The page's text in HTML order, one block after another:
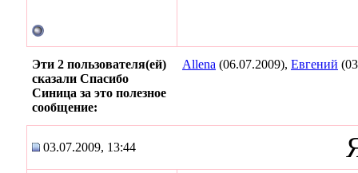
Эти 2 пользователя(ей)
сказали Спасибо
Синица за это полезное
сообщение:
Allena (06.07.2009), Евгений
03.07.2009, 13:44